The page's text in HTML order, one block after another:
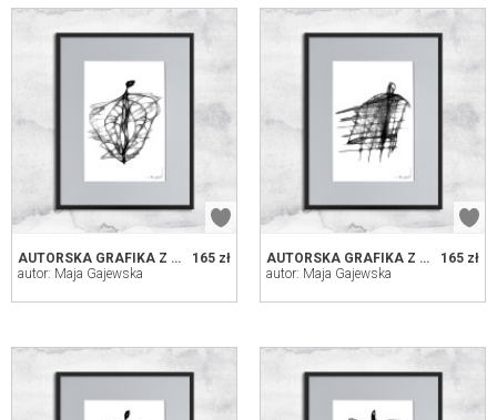
165 zł
AUTORSKA GRAFIKA Z RAMĄ (NR 41)
autor: Maja Gajewska
165 zł
AUTORSKA GRAFIKA Z RAMĄ (NR 31)
autor: Maja Gajewska